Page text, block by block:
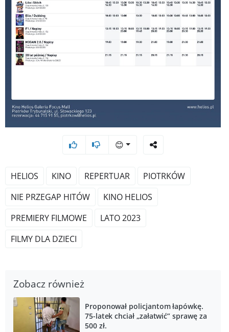
😊
HELIOS KINO REPERTUAR
PIOTRKÓW
NIE PRZEGAP HITÓW
KINO HELIOS
PREMIERY FILMOWE
LATO 2023
FILMY DLA DZIECI
Zobacz również
Proponował policjantom łapówkę.
75-latek chciał „załatwić” sprawę za
500 zł.